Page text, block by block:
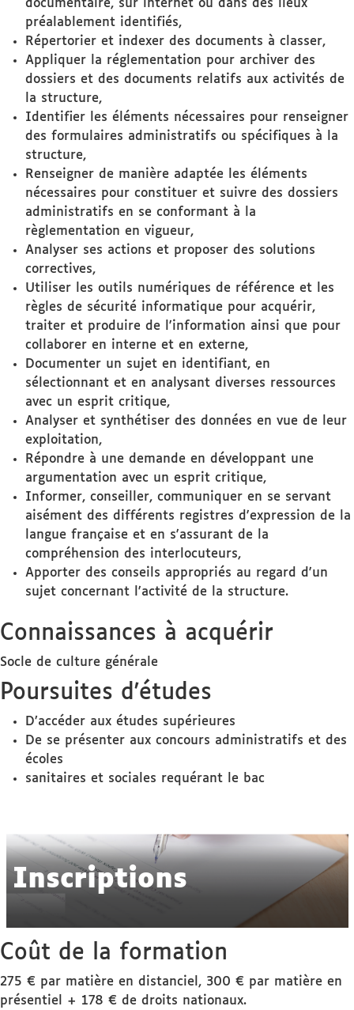
documentaire, sur internet ou dans des lieux
préalablement identifiés,
Répertorier et indexer des documents à classer,
Appliquer la réglementation pour archiver des
dossiers et des documents relatifs aux activités de
la structure,
Identifier les éléments nécessaires pour renseigner
des formulaires administratifs ou spécifiques à la
structure,
Renseigner de manière adaptée les éléments
nécessaires pour constituer et suivre des dossiers
administratifs en se conformant à la
règlementation en vigueur,
Analyser ses actions et proposer des solutions
correctives,
Utiliser les outils numériques de référence et les
règles de sécurité informatique pour acquérir,
traiter et produire de l'information ainsi que pour
collaborer en interne et en externe,
Documenter un sujet en identifiant, en
sélectionnant et en analysant diverses ressources
avec un esprit critique,
Analyser et synthétiser des données en vue de leur
exploitation,
Répondre à une demande en développant une
argumentation avec un esprit critique,
Informer, conseiller, communiquer en se servant
aisément des différents registres d'expression de la
langue française et en s'assurant de la
compréhension des interlocuteurs,
Apporter des conseils appropriés au regard d'un
sujet concernant l'activité de la structure.
Connaissances à acquérir
Socle de culture générale
Poursuites d'études
D’accéder aux études supérieures
De se présenter aux concours administratifs et des
écoles
sanitaires et sociales requérant le bac
Inscriptions
Coût de la formation
275 € par matière en distanciel, 300 € par matière en
présentiel + 178 € de droits nationaux.